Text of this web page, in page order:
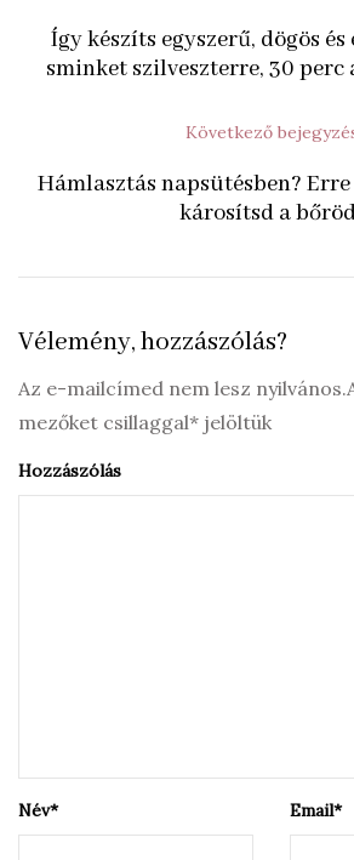
Így készíts egyszerű, dögös
sminket szilveszterre, 30
Következő
Hámlasztás napsütésben?
károsítsd a
Vélemény, hozzászólás?
Az e-mailcímed nem lesz
mezőket csillaggal* jelöltük
Hozzászólás
Név* Email*